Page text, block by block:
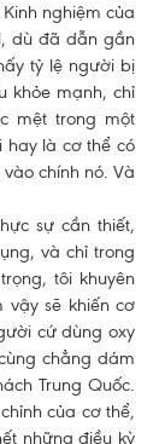
nghiệm của
dù đã dẫn gần
tỷ lệ người bị
khỏe mạnh, chỉ
mệt trong một
hay là cơ thể có
chính nó. Và
sự cần thiết,
và chỉ trong
tôi khuyên
sẽ khiến cơ
cứ dùng oxy
chẳng dám
Trung Quốc.
của cơ thể,
những điều kỳ